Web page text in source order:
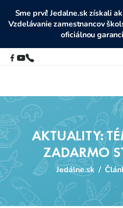
Sme prví! Jedalne.sk získali
Vzdelávanie zamestnancov
oficiálnou
AKTUALITY:
ZADARMO
Jedálne.sk /